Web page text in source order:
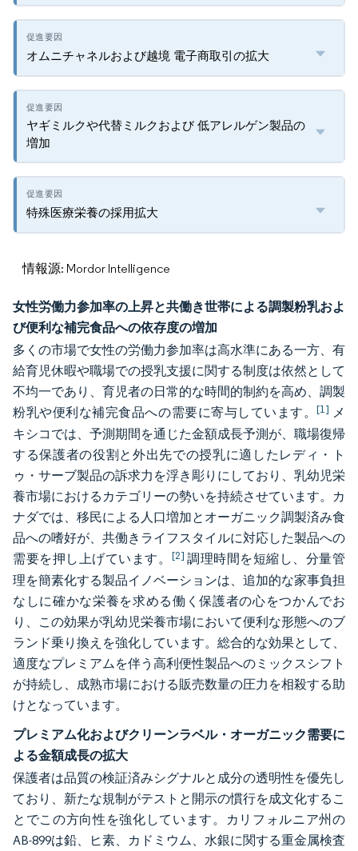
オムニチャネルおよび越境 電子商取引の拡大
ヤギミルクや代替ミルクおよび 低アレルゲン製品の
増加
特殊医療栄養の採用拡大
情報源: Mordor Intelligence
女性労働力参加率の上昇と共働き世帯による調製粉乳およ
び便利な補完食品への依存度の増加
多くの市場で女性の労働力参加率は高水準にある一方、有
給育児休暇や職場での授乳支援に関する制度は依然として
不均一であり、育児者の日常的な時間的制約を高め、調製
粉乳や便利な補完食品への需要に寄与しています。[1] メ
キシコでは、予測期間を通じた金額成長予測が、職場復帰
する保護者の役割と外出先での授乳に適したレディ・ト
ゥ・サーブ製品の訴求力を浮き彫りにしており、乳幼児栄
養市場におけるカテゴリーの勢いを持続させています。カ
ナダでは、移民による人口増加とオーガニック調製済み食
品への嗜好が、共働きライフスタイルに対応した製品への
需要を押し上げています。 [2] 調理時間を短縮し、分量管
理を簡素化する製品イノベーションは、追加的な家事負担
なしに確かな栄養を求める働く保護者の心をつかんでお
り、この効果が乳幼児栄養市場において便利な形態へのブ
ランド乗り換えを強化しています。総合的な効果として、
適度なプレミアムを伴う高利便性製品へのミックスシフト
が持続し、成熟市場における販売数量の圧力を相殺する助
けとなっています。
プレミアム化およびクリーンラベル・オーガニック需要に
よる金額成長の拡大
保護者は品質の検証済みシグナルと成分の透明性を優先し
ており、新たな規制がテストと開示の慣行を成文化するこ
とでこの方向性を強化しています。カリフォルニア州の
AB-899は鉛、ヒ素、カドミウム、水銀に関する重金属検査